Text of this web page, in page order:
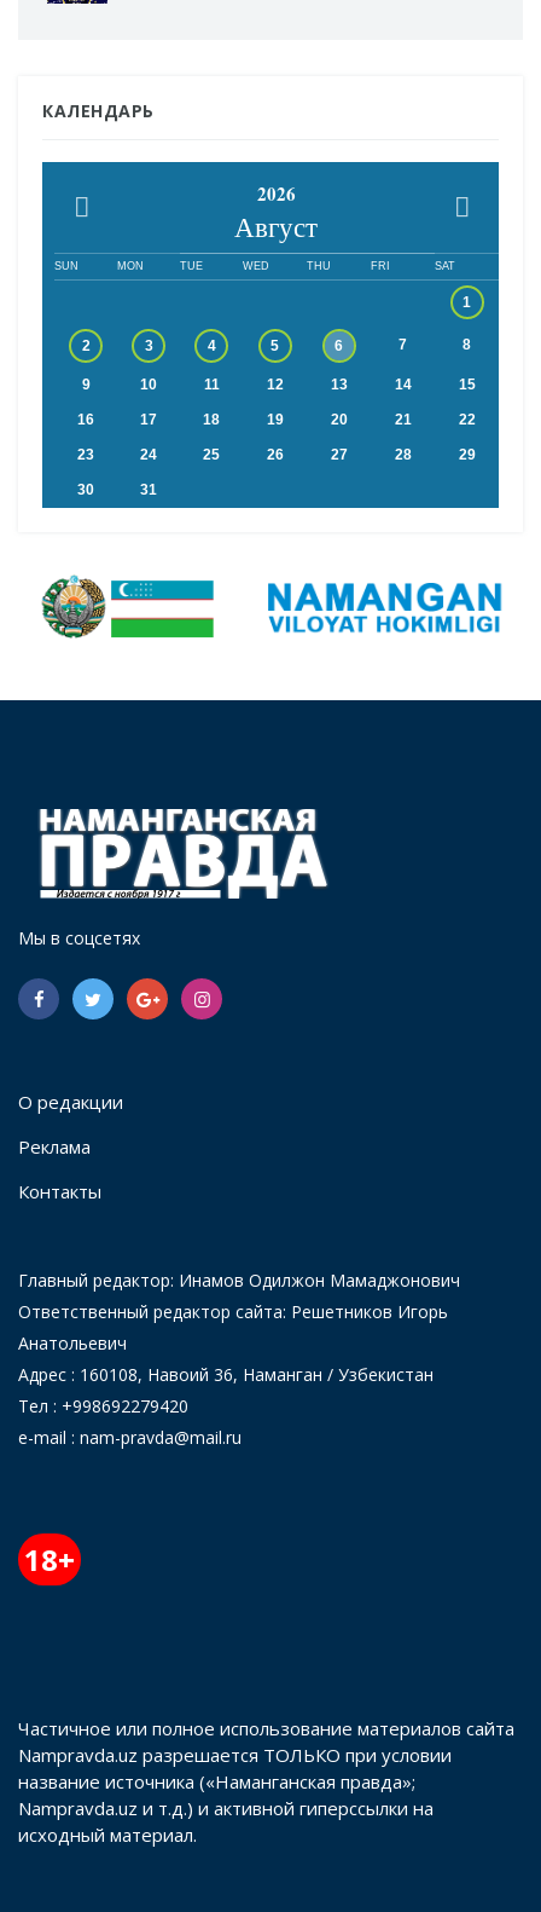
КАЛЕНДАРЬ
2026
Август
SUN MON TUE WED THU FRI SAT
1
2 3 4 5 6 7 8
9 10 11 12 13 14 15
16 17 18 19 20 21 22
23 24 25 26 27 28 29
30 31
Мы в соцсетях
О редакции
Реклама
Контакты
Главный редактор: Инамов Одилжон Мамаджонович
Ответственный редактор сайта: Решетников Игорь
Анатольевич
Адрес : 160108, Навоий 36, Наманган / Узбекистан
Тел : +998692279420
e-mail : nam-pravda@mail.ru
18+
Частичное или полное использование материалов сайта
Nampravda.uz разрешается ТОЛЬКО при условии
название источника («Наманганская правда»;
Nampravda.uz и т.д.) и активной гиперссылки на
исходный материал.